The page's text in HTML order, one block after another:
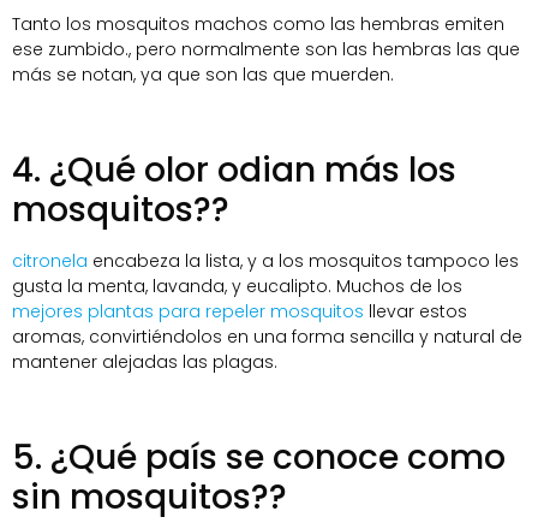
Tanto los mosquitos machos como las hembras emiten
ese zumbido., pero normalmente son las hembras las que
más se notan, ya que son las que muerden.
4. ¿Qué olor odian más los
mosquitos??
citronela encabeza la lista, y a los mosquitos tampoco les
gusta la menta, lavanda, y eucalipto. Muchos de los
mejores plantas para repeler mosquitos llevar estos
aromas, convirtiéndolos en una forma sencilla y natural de
mantener alejadas las plagas.
5. ¿Qué país se conoce como
sin mosquitos??